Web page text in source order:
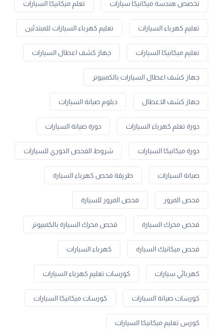
تخصص هندسة ميكانيكا سيارات تعلم ميكانيكا السيارات
تعليم كهرباء السيارات تعليم كهرباء السيارات للمبتدئين
تعليم ميكانيكا السيارات جهاز كشف اعطال السيارات
جهاز كشف اعطال السيارات بالكمبيوتر
جهاز كشف الاعطال دبلوم صيانة السيارات
دورة تعلم كهرباء السيارات دورة صيانة السيارات
دورة ميكانيكا السيارات شروط الفحص الدوري للسيارات
صيانة السيارات طريقة فحص كهرباء السيارة
فحص المرور فحص المرور للسيارة
فحص محرك السيارة فحص محرك السيارة بالكمبيوتر
فحص ميكانيك السيارة كهرباء السيارات
كهربائي سيارات كورسات تعليم كهرباء السيارات
كورسات صيانة السيارات كورسات ميكانيكا السيارات
كورس تعليم ميكانيكا السيارات